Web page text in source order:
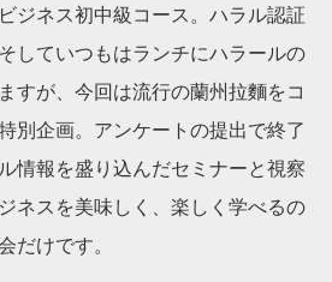
ジネス初中級コース。ハラル認証
していつもはランチにハラールの
すが、今回は流行の蘭州拉麵をコ
別企画。アンケートの提出で終了
情報を盛り込んだセミナーと視察
ネスを美味しく、楽しく学べるの
だけです。